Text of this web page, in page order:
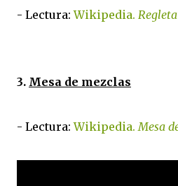
- Lectura:Wikipedia.
3. Mesa de mezclas
- Lectura:Wikipedia.Mesa